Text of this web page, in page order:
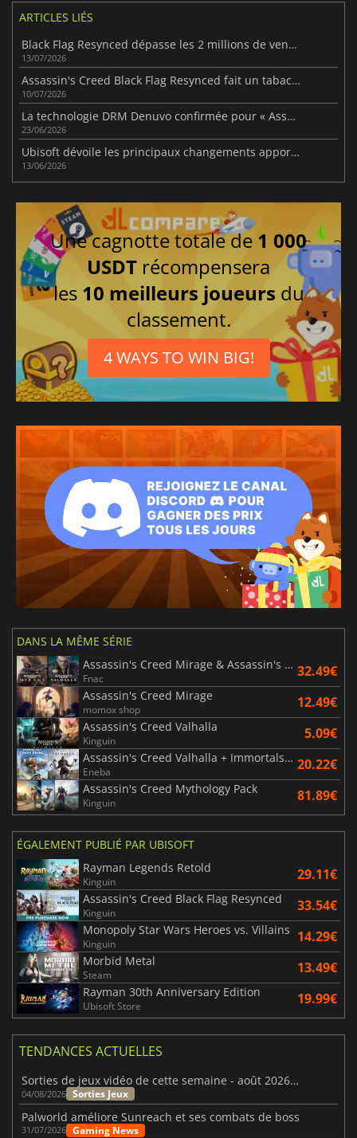
ARTICLES LIÉS
Black Flag Resynced dépasse les 2 millions de ventes
13/07/2026
Assassin's Creed Black Flag Resynced fait un tabac sur Steam
10/07/2026
La technologie DRM Denuvo confirmée pour « Assassin's Creed Black Flag Resynced »
23/06/2026
Ubisoft dévoile les principaux changements apportés à la version « Resynced » d'Assassin's Creed Black Flag
13/06/2026
Une cagnotte totale de 1 000
USDT récompensera
les 10 meilleurs joueurs du
classement.
4 WAYS TO WIN BIG!
DANS LA MÊME SÉRIE
Assassin's Creed Mirage & Assassin's Creed Valhalla Bundle
Fnac 32.49€
Assassin's Creed Mirage
momox shop 12.49€
Assassin's Creed Valhalla
Kinguin 5.09€
Assassin's Creed Valhalla + Immortals Fenyx Rising Bundle
Eneba 20.22€
Assassin's Creed Mythology Pack
Kinguin 81.89€
ÉGALEMENT PUBLIÉ PAR UBISOFT
Rayman Legends Retold
Kinguin 29.11€
Assassin's Creed Black Flag Resynced
Kinguin 33.54€
Monopoly Star Wars Heroes vs. Villains
Kinguin 14.29€
Morbid Metal
Steam 13.49€
Rayman 30th Anniversary Edition
Ubisoft Store 19.99€
TENDANCES ACTUELLES
Sorties de jeux vidéo de cette semaine - août 2026 (semaine 32)
04/08/2026 Sorties Jeux
Palworld améliore Sunreach et ses combats de boss
31/07/2026 Gaming News